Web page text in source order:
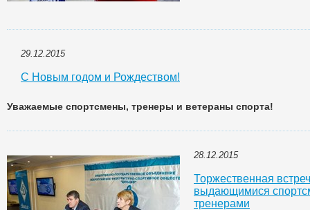
29.12.2015
С Новым годом и Рождеством!
Уважаемые спортсмены, тренеры и ветераны спорта!
28.12.2015
Торжественная
выдающимися
тренерами